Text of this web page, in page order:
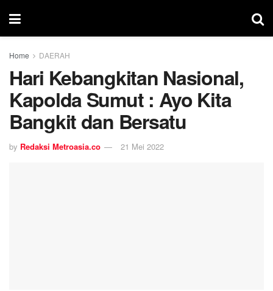
Home DAERAH
Hari Kebangkitan Nasional,
Kapolda Sumut : Ayo Kita
Bangkit dan Bersatu
by Redaksi Metroasia.co 21 Mei 2022